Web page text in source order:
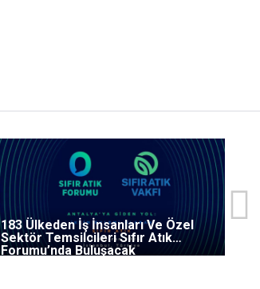
183 Ülkeden İş İnsanları Ve Özel
Sektör Temsilcileri Sıfır Atık
Forumu’nda Buluşacak